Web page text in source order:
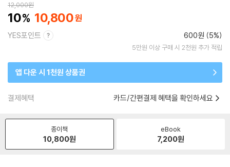
12,000원
10 10,800
YES포인트 600원 (5%)
5만원 이상 구매 시 2천원 추가 적립
앱 다운 시 1천원 상품권
결제혜택 카드/간편결제 혜택을 확인하세요
종이책
10,800원
eBook
7,200원